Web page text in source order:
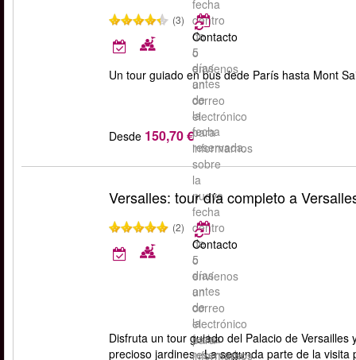
fecha
dentro
de
5
días
antes
de
la
fecha
reservada.
(3)
Contacto
o
envíenos
un
correo
electrónico
para
informarnos
sobre
la
nueva
fecha
dentro
de
5
días
antes
de
la
fecha
reservada.
Un tour guiado en bus dede París hasta Mont
Desde 150,70 €
Versalles: tour día completo a
(2)
Contacto
o
envíenos
un
correo
electrónico
para
informarnos
Disfruta un tour guiado del Palacio de
precioso jardines . La segunda parte de la